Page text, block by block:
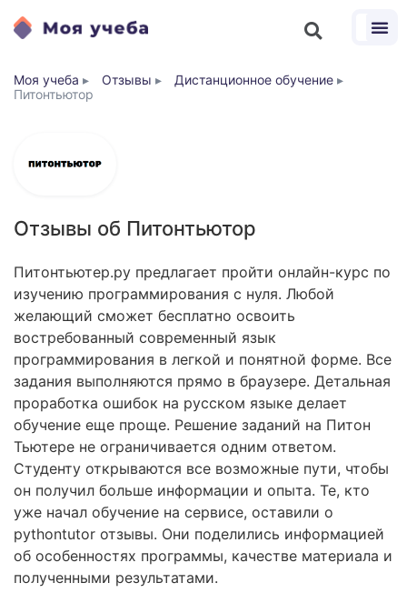
Моя учеба ▸ Отзывы ▸ Дистанционное обучение ▸
Питонтьютор
Отзывы об Питонтьютор
Питонтьютер.ру предлагает пройти онлайн-курс по
изучению программирования с нуля. Любой
желающий сможет бесплатно освоить
востребованный современный язык
программирования в легкой и понятной форме. Все
задания выполняются прямо в браузере. Детальная
проработка ошибок на русском языке делает
обучение еще проще. Решение заданий на Питон
Тьютере не ограничивается одним ответом.
Студенту открываются все возможные пути, чтобы
он получил больше информации и опыта. Те, кто
уже начал обучение на сервисе, оставили о
pythontutor отзывы. Они поделились информацией
об особенностях программы, качестве материала и
полученными результатами.